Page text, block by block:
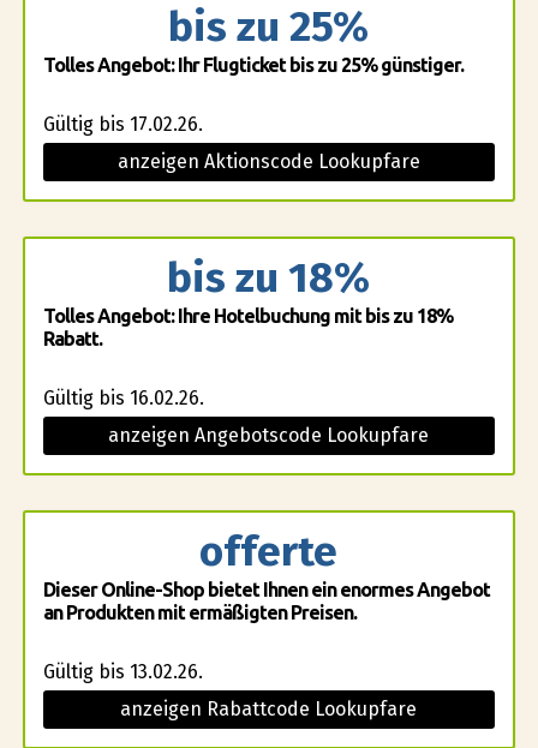
bis zu 25%
Tolles Angebot: Ihr Flugticket bis zu 25% günstiger.
Gültig bis 17.02.26.
anzeigen Aktionscode Lookupfare
bis zu 18%
Tolles Angebot: Ihre Hotelbuchung mit bis zu 18%
Rabatt.
Gültig bis 16.02.26.
anzeigen Angebotscode Lookupfare
offerte
Dieser Online-Shop bietet Ihnen ein enormes Angebot
an Produkten mit ermäßigten Preisen.
Gültig bis 13.02.26.
anzeigen Rabattcode Lookupfare